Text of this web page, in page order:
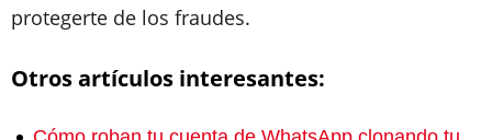
protegerte de los fraudes.
Otros artículos interesantes: